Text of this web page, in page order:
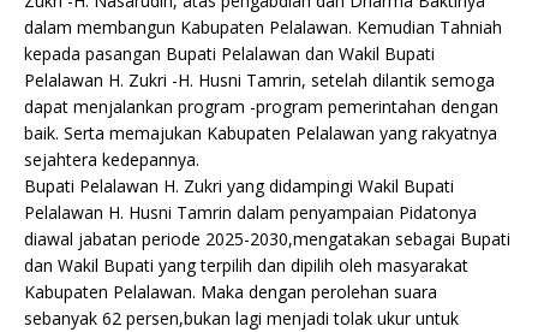
dalam membangun Kabupaten Pelalawan. Kemudian Tahniah
kepada pasangan Bupati Pelalawan dan Wakil Bupati
Pelalawan H. Zukri -H. Husni Tamrin, setelah dilantik semoga
dapat menjalankan program -program pemerintahan dengan
baik. Serta memajukan Kabupaten Pelalawan yang rakyatnya
sejahtera kedepannya.
Bupati Pelalawan H. Zukri yang didampingi Wakil Bupati
Pelalawan H. Husni Tamrin dalam penyampaian Pidatonya
diawal jabatan periode 2025-2030,mengatakan sebagai Bupati
dan Wakil Bupati yang terpilih dan dipilih oleh masyarakat
Kabupaten Pelalawan. Maka dengan perolehan suara
sebanyak 62 persen,bukan lagi menjadi tolak ukur untuk